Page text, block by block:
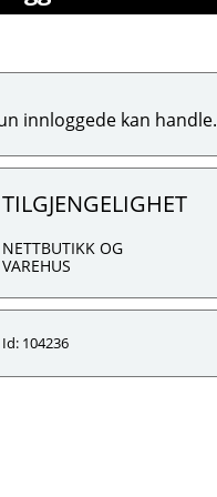
innloggede kan handle.
TILGJENGELIGHET
NETTBUTIKK OG
VAREHUS
Id: 104236